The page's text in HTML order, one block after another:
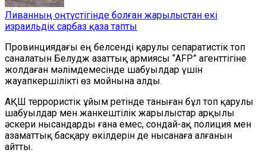
Ливанның оңтүстігінде болған жарылыстан екі
израильдік сарбаз қаза тапты
Провинциядағы ең белсенді қарулы сепаратистік топ
саналатын Белудж азаттық армиясы “AFP” агенттігіне
жолдаған мәлімдемесінде шабуылдар үшін
жауапкершілікті өз мойнына алды.
АҚШ террористік ұйым ретінде таныған бұл топ қарулы
шабуылдар мен жанкештілік жарылыстар арқылы
әскери нысандарды ғана емес, сондай-ақ полиция мен
азаматтық басқару өкілдерін де нысанаға алғанын
айтты.